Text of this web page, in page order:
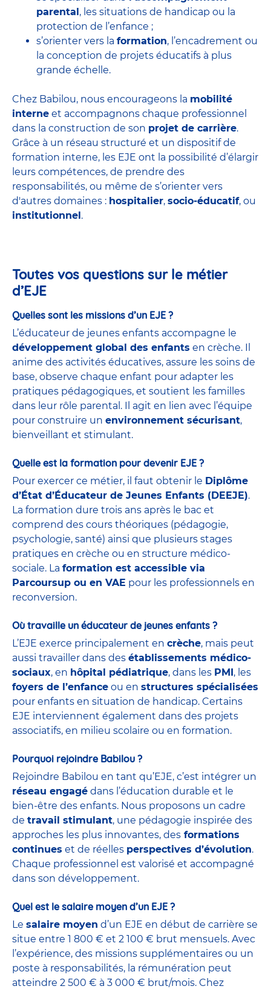
parental, les situations de handicap ou la
protection de l’enfance ;
s’orienter vers la formation, l’encadrement ou
la conception de projets éducatifs à plus
grande échelle.
Chez Babilou, nous encourageons la mobilité
interne et accompagnons chaque professionnel
dans la construction de son projet de carrière.
Grâce à un réseau structuré et un dispositif de
formation interne, les EJE ont la possibilité d’élargir
leurs compétences, de prendre des
responsabilités, ou même de s’orienter vers
d'autres domaines : hospitalier, socio-éducatif, ou
institutionnel.
Toutes vos questions sur le métier
d’EJE
Quelles sont les missions d’un EJE ?
L’éducateur de jeunes enfants accompagne le
développement global des enfants en crèche. Il
anime des activités éducatives, assure les soins de
base, observe chaque enfant pour adapter les
pratiques pédagogiques, et soutient les familles
dans leur rôle parental. Il agit en lien avec l’équipe
pour construire un environnement sécurisant,
bienveillant et stimulant.
Quelle est la formation pour devenir EJE ?
Pour exercer ce métier, il faut obtenir le Diplôme
d’État d’Éducateur de Jeunes Enfants (DEEJE).
La formation dure trois ans après le bac et
comprend des cours théoriques (pédagogie,
psychologie, santé) ainsi que plusieurs stages
pratiques en crèche ou en structure médico-
sociale. La formation est accessible via
Parcoursup ou en VAE pour les professionnels en
reconversion.
Où travaille un éducateur de jeunes enfants ?
L’EJE exerce principalement en crèche, mais peut
aussi travailler dans des établissements médico-
sociaux, en hôpital pédiatrique, dans les PMI, les
foyers de l’enfance ou en structures spécialisées
pour enfants en situation de handicap. Certains
EJE interviennent également dans des projets
associatifs, en milieu scolaire ou en formation.
Pourquoi rejoindre Babilou ?
Rejoindre Babilou en tant qu’EJE, c’est intégrer un
réseau engagé dans l’éducation durable et le
bien-être des enfants. Nous proposons un cadre
de travail stimulant, une pédagogie inspirée des
approches les plus innovantes, des formations
continues et de réelles perspectives d’évolution.
Chaque professionnel est valorisé et accompagné
dans son développement.
Quel est le salaire moyen d’un EJE ?
Le salaire moyen d’un EJE en début de carrière se
situe entre 1 800 € et 2 100 € brut mensuels. Avec
l’expérience, des missions supplémentaires ou un
poste à responsabilités, la rémunération peut
atteindre 2 500 € à 3 000 € brut/mois. Chez